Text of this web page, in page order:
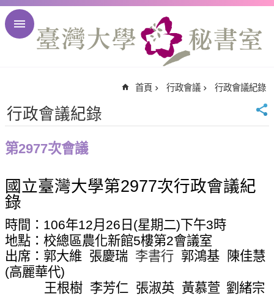
跳到主要內容區塊
首
頁
大
頁
臺
大
校
訊
English
網
首頁 行政會議 行政會議紀錄
行政會議紀錄
第2977次會議
國立臺灣大學第2977次行政會議紀
錄
時間： 106年12月 26 日 (星期二)下午3時
地點：校總區農化新館5樓第2會議室
出席：郭大維 張慶瑞 李書行 郭鴻基
陳佳慧
(高麗華代)
王根樹 李芳仁 張淑英 黃慕萱 劉緒宗